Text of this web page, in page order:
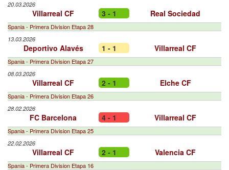
20.03.2026
Villarreal CF 3 - 1 Real Sociedad
Spania - Primera Division Etapa 28
13.03.2026
Deportivo Alavés 1 - 1 Villarreal CF
Spania - Primera Division Etapa 27
08.03.2026
Villarreal CF 2 - 1 Elche CF
Spania - Primera Division Etapa 26
28.02.2026
FC Barcelona 4 - 1 Villarreal CF
Spania - Primera Division Etapa 25
22.02.2026
Villarreal CF 2 - 1 Valencia CF
Spania - Primera Division Etapa 16